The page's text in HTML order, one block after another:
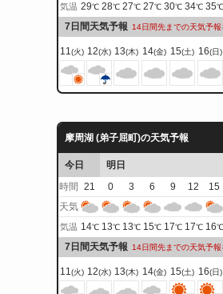
気温 29℃ 28℃ 27℃ 27℃ 30℃ 34℃ 35℃
7日間天気予報 14日間先までの天気予報
11(火) 12(水) 13(木) 14(金) 15(土) 16(日)
摩周湖 (弟子屈町)の天気予報
今日 明日
時間
21 0 3 6 9 12 15
天気
気温 14℃ 13℃ 13℃ 15℃ 17℃ 17℃ 16℃
7日間天気予報 14日間先までの天気予報
11(火) 12(水) 13(木) 14(金) 15(土) 16(日)